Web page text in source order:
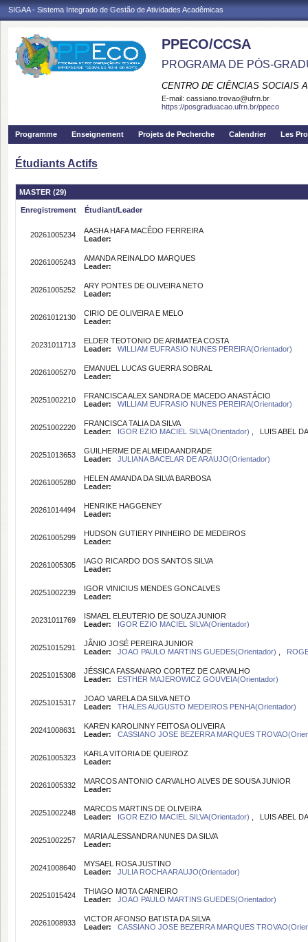
SIGAA - Sistema Integrado de Gestão de Atividades Acadêmicas
PPECO/CCSA
PROGRAMA DE PÓS-
CENTRO DE CIÊNCIAS SOCIAIS
E-mail: cassiano.trovao@ufrn.br
https://posgraduacao.ufrn.br/ppeco
Programme Enseignement Projets de Pecherche Calendrier Les
Étudiants Actifs
MASTER (29)
Enregistrement Étudiant/Leader
20261005234
AASHA HAFA MACÊDO FERREIRA
Leader:
20261005243
AMANDA REINALDO MARQUES
Leader:
20261005252
ARY PONTES DE OLIVEIRA NETO
Leader:
20261012130
CIRIO DE OLIVEIRA E MELO
Leader:
20231011713
ELDER TEOTONIO DE ARIMATEA COSTA
Leader:
WILLIAM EUFRASIO NUNES PEREIRA(Orientador)
20261005270
EMANUEL LUCAS GUERRA SOBRAL
Leader:
20251002210
FRANCISCA ALEX SANDRA DE MACEDO ANASTÁCIO
Leader:
WILLIAM EUFRASIO NUNES PEREIRA(Orientador)
20251002220
FRANCISCA TALIA DA SILVA
Leader:
IGOR EZIO MACIEL SILVA(Orientador) , LUIS ABEL
20251013653
GUILHERME DE ALMEIDA ANDRADE
Leader:
JULIANA BACELAR DE ARAUJO(Orientador)
20261005280
HELEN AMANDA DA SILVA BARBOSA
Leader:
20261014494
HENRIKE HAGGENEY
Leader:
20261005299
HUDSON GUTIERY PINHEIRO DE MEDEIROS
Leader:
20261005305
IAGO RICARDO DOS SANTOS SILVA
Leader:
20251002239
IGOR VINICIUS MENDES GONCALVES
Leader:
20231011769
ISMAEL ELEUTERIO DE SOUZA JUNIOR
Leader:
IGOR EZIO MACIEL SILVA(Orientador)
20251015291
JÂNIO JOSÉ PEREIRA JUNIOR
Leader:
JOAO PAULO MARTINS GUEDES(Orientador)
20251015308
JÉSSICA FASSANARO CORTEZ DE CARVALHO
Leader:
ESTHER MAJEROWICZ GOUVEIA(Orientador)
20251015317
JOAO VARELA DA SILVA NETO
Leader:
THALES AUGUSTO MEDEIROS PENHA(Orientador)
20241008631
KAREN KAROLINNY FEITOSA OLIVEIRA
Leader:
CASSIANO JOSE BEZERRA MARQUES
20261005323
KARLA VITORIA DE QUEIROZ
Leader:
20261005332
MARCOS ANTONIO CARVALHO ALVES DE SOUSA JUNIOR
Leader:
20251002248
MARCOS MARTINS DE OLIVEIRA
Leader:
IGOR EZIO MACIEL SILVA(Orientador) , LUIS ABEL
20251002257
MARIA ALESSANDRA NUNES DA SILVA
Leader:
20241008640
MYSAEL ROSA JUSTINO
Leader:
JULIA ROCHA ARAUJO(Orientador)
20251015424
THIAGO MOTA CARNEIRO
Leader:
JOAO PAULO MARTINS GUEDES(Orientador)
20261008933
VICTOR AFONSO BATISTA DA SILVA
Leader:
CASSIANO JOSE BEZERRA MARQUES